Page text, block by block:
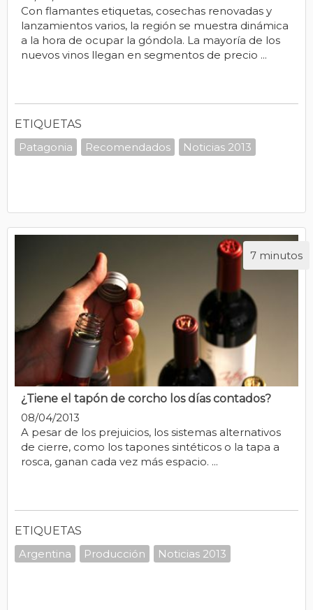
Con flamantes etiquetas, cosechas renovadas y
lanzamientos varios, la región se muestra dinámica
a la hora de ocupar la góndola. La mayoría de los
nuevos vinos llegan en segmentos de precio ...
ETIQUETAS
Patagonia
Recomendados Noticias 2013
7 minutos
¿Tiene el tapón de corcho los días contados?
08/04/2013
A pesar de los prejuicios, los sistemas alternativos
de cierre, como los tapones sintéticos o la tapa a
rosca, ganan cada vez más espacio. ...
ETIQUETAS
Argentina
Producción Noticias 2013